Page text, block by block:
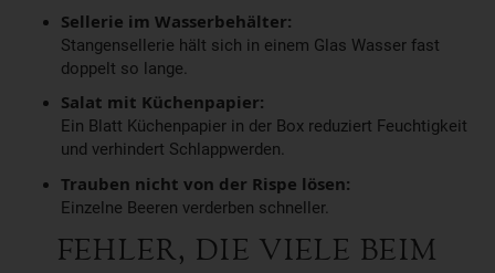
Sellerie im Wasserbehälter:
Stangensellerie hält sich in einem Glas Wasser fast
doppelt so lange.
Salat mit Küchenpapier:
Ein Blatt Küchenpapier in der Box reduziert Feuchtigkeit
und verhindert Schlappwerden.
Trauben nicht von der Rispe lösen:
Einzelne Beeren verderben schneller.
FEHLER, DIE VIELE BEIM